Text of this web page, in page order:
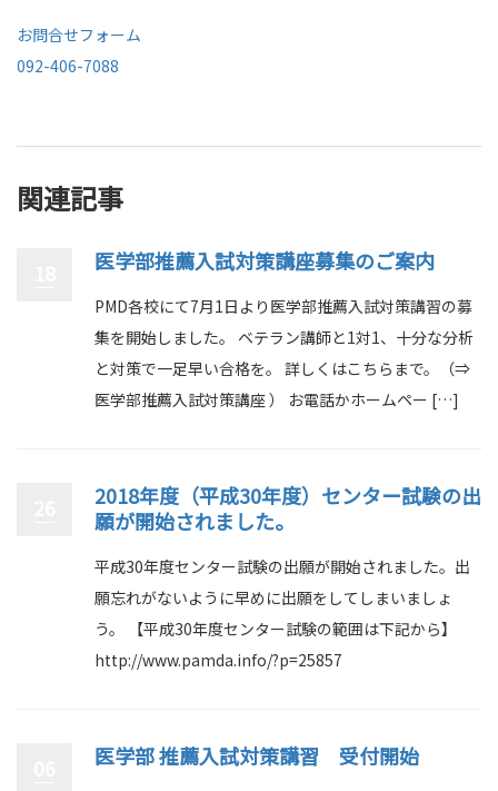
お問合せフォーム
092-406-7088
関連記事
医学部推薦入試対策講座募集のご案内
PMD各校にて7月1日より医学部推薦入試対策講習の募
集を開始しました。 ベテラン講師と1対1、十分な分析
と対策で一足早い合格を。 詳しくはこちらまで。（⇒
医学部推薦入試対策講座 ） お電話かホームペー […]
2018年度（平成30年度）センター試験の出
願が開始されました。
平成30年度センター試験の出願が開始されました。出
願忘れがないように早めに出願をしてしまいましょ
う。 【平成30年度センター試験の範囲は下記から】
http://www.pamda.info/?p=25857
医学部 推薦入試対策講習 受付開始